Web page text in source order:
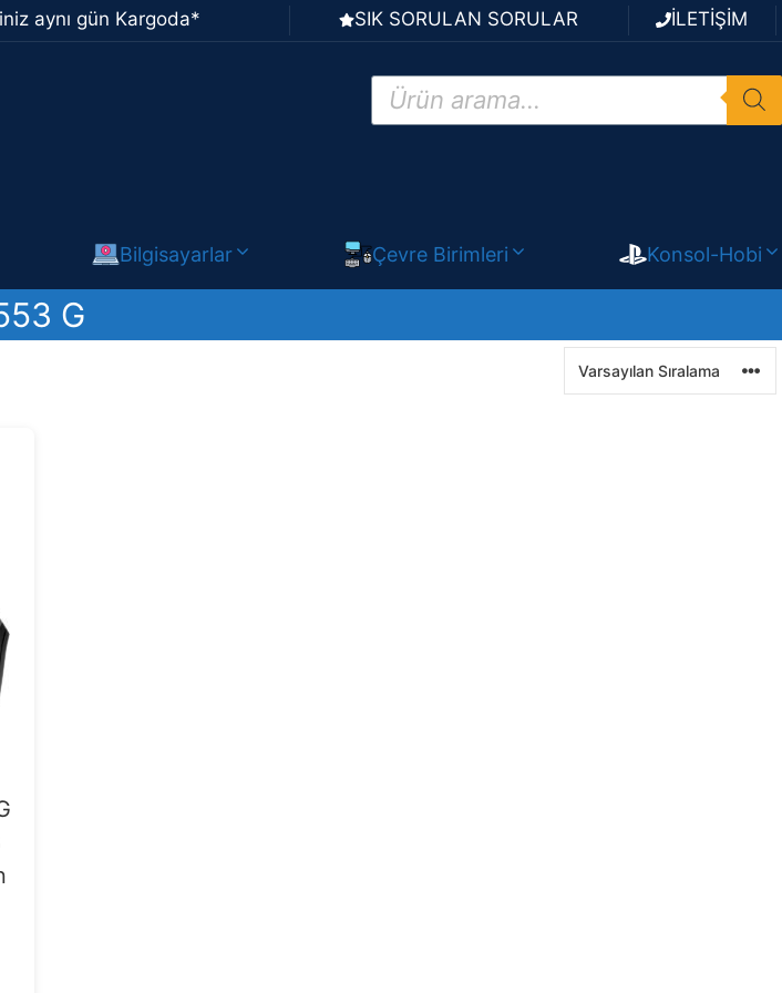
aynı gün Kargoda* SIK SORULAN SORULAR İLETİŞİM
Products
search
Bilgisayarlar Çevre Birimleri Konsol-Hobi
G